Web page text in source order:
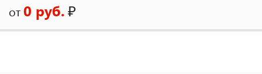
от0 руб.₽